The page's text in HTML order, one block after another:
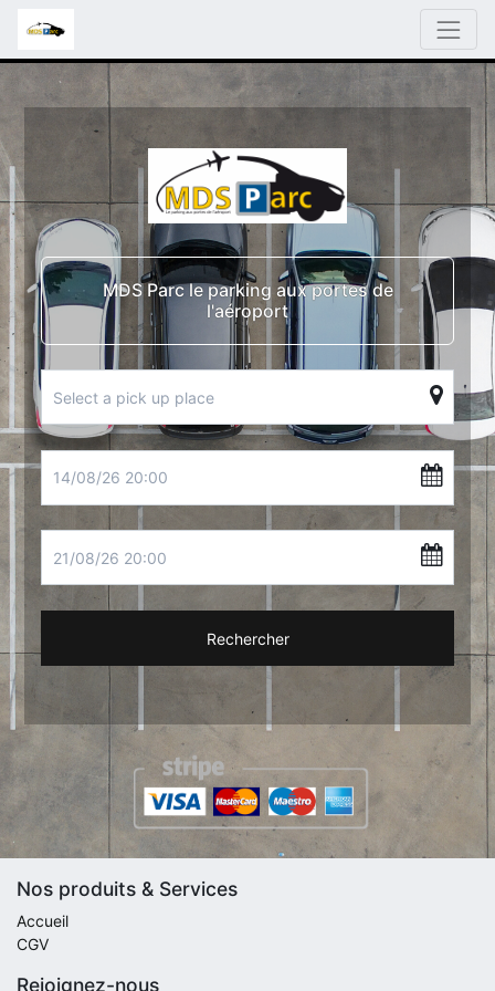
MDS Parc le parking aux portes de
l'aéroport
Rechercher
Nos produits & Services
Accueil
CGV
Rejoignez-nous